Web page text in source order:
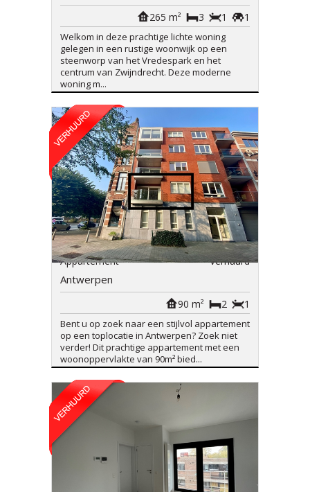
1
1
3
265 m²
Welkom in deze prachtige lichte woning
gelegen in een rustige woonwijk op een
steenworp van het Vredespark en het
centrum van Zwijndrecht. Deze moderne
woning m...
Appartement Verhuurd
Antwerpen
1
2
90 m²
Bent u op zoek naar een stijlvol appartement
op een toplocatie in Antwerpen? Zoek niet
verder! Dit prachtige appartement met een
woonoppervlakte van 90m² bied...